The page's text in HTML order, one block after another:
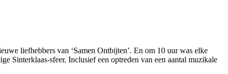
liefhebbers van ‘Samen Ontbijten’. En om 10 uur was elke
Sinterklaas-sfeer. Inclusief een optreden van een aantal muzikale